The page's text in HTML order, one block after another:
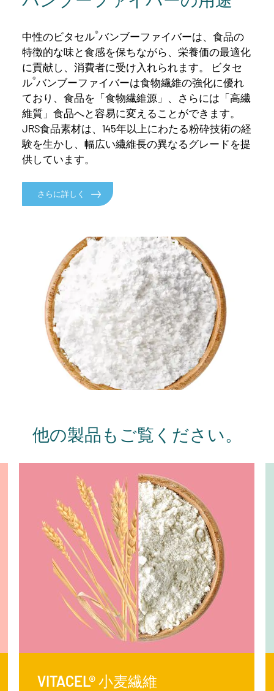
中性のビタセル®バンブーファイバーは、食品の
特徴的な味と食感を保ちながら、栄養価の最適化
に貢献し、消費者に受け入れられます。 ビタセ
ル®バンブーファイバーは食物繊維の強化に優れ
ており、食品を「食物繊維源」、さらには「高繊
維質」食品へと容易に変えることができます。
JRS食品素材は、145年以上にわたる粉砕技術の経
験を生かし、幅広い繊維長の異なるグレードを提
供しています。
さらに詳しく
他の製品もご覧ください。
VITACEL® 小麦繊維